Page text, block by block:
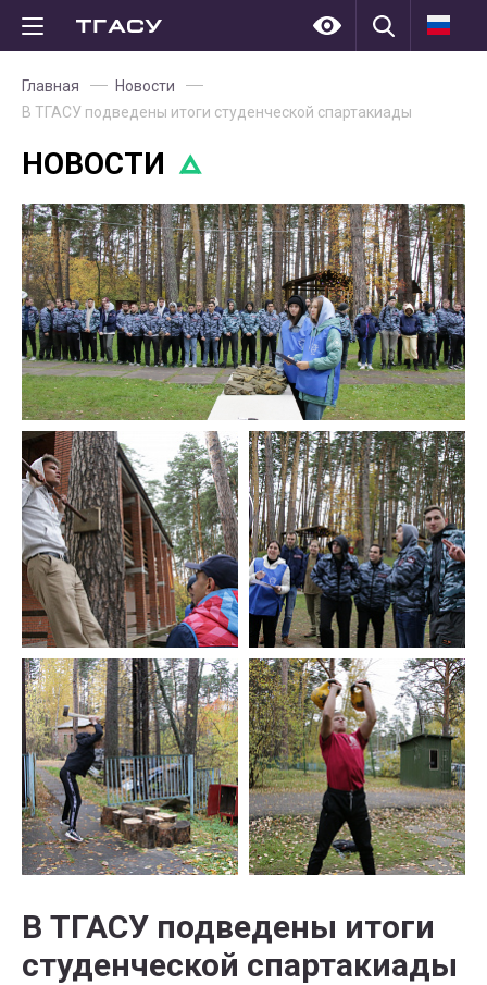
Главная
Новости
В ТГАСУ подведены итоги студенческой спартакиады
НОВОСТИ
В ТГАСУ подведены итоги
студенческой спартакиады